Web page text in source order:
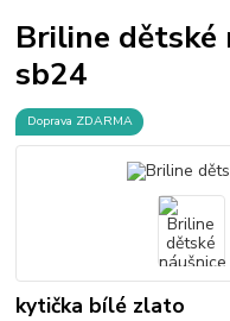
Briline dětské
sb24
Doprava ZDARMA
kytička bílé zlato